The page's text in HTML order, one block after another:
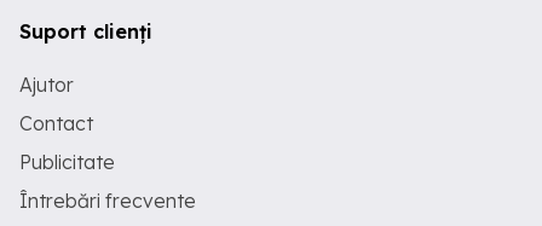
Suport clienți
Ajutor
Contact
Publicitate
Întrebări frecvente